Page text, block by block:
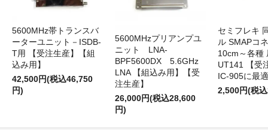
5600MHz帯トランスバ
ーターユニット－ISDB-
T用 【受注生産】【組
込み用】
42,500円(税込46,750
円)
5600MHzプリアンプユ
ニット LNA-
BPF5600DX 5.6GHz
LNA 【組込み用】【受
注生産】
26,000円(税込28,600
円)
セミフレキ
ル SMAPコ
10cm～各種
UT141 【
IC-905に最適
2,500円(税